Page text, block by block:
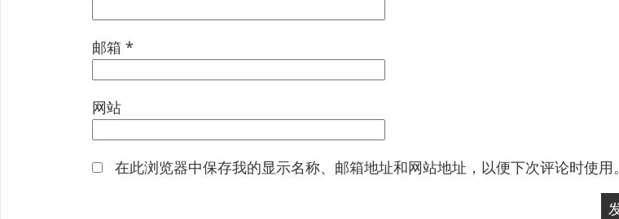
邮箱 *
网站
在此浏览器中保存我的显示名称、邮箱地址和网站地址，以便下次评论时使用。